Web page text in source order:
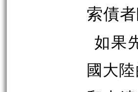
索債者
如果
國大